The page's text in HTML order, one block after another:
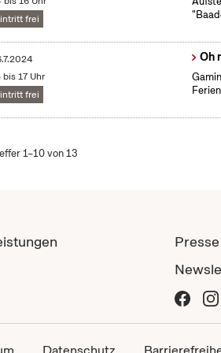
frei
bis 17 Uhr
frei
Oh
1–10 von 13
Presse